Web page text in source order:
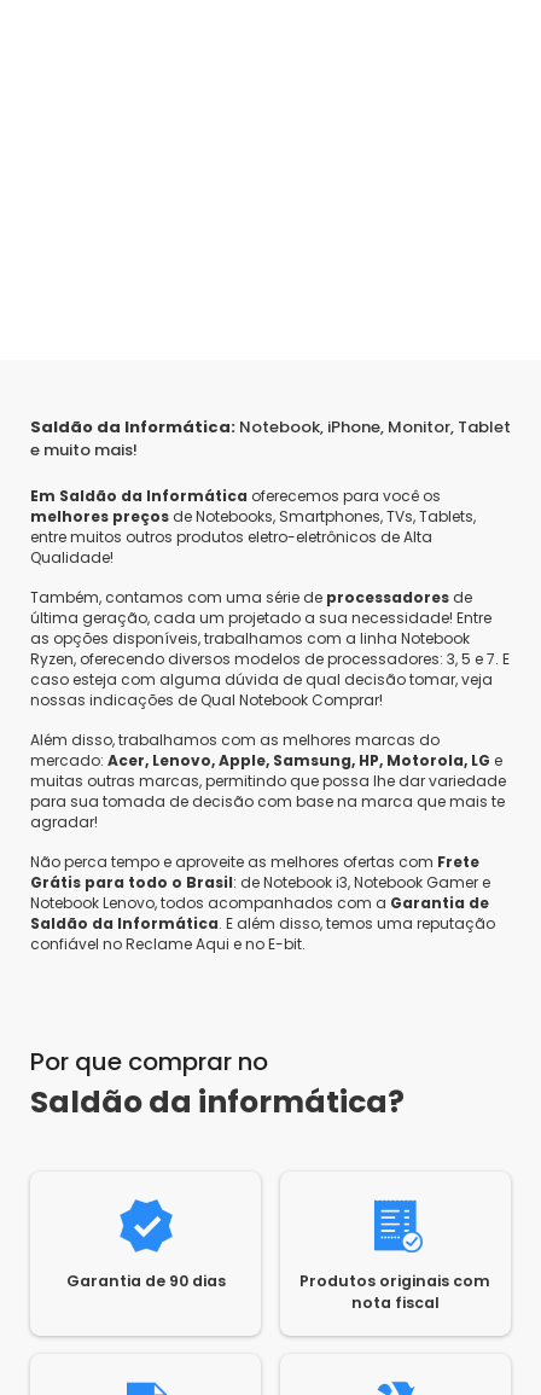
Saldão da Informática: Notebook, iPhone, Monitor, Tablet
e muito mais!
Em Saldão da Informática oferecemos para você os
melhores preços de Notebooks, Smartphones, TVs, Tablets,
entre muitos outros produtos eletro-eletrônicos de Alta
Qualidade!
Também, contamos com uma série de processadores de
última geração, cada um projetado a sua necessidade! Entre
as opções disponíveis, trabalhamos com a linha Notebook
Ryzen, oferecendo diversos modelos de processadores: 3, 5 e 7. E
caso esteja com alguma dúvida de qual decisão tomar, veja
nossas indicações de Qual Notebook Comprar!
Além disso, trabalhamos com as melhores marcas do
mercado: Acer, Lenovo, Apple, Samsung, HP, Motorola, LG e
muitas outras marcas, permitindo que possa lhe dar variedade
para sua tomada de decisão com base na marca que mais te
agradar!
Não perca tempo e aproveite as melhores ofertas com Frete
Grátis para todo o Brasil: de Notebook i3, Notebook Gamer e
Notebook Lenovo, todos acompanhados com a Garantia de
Saldão da Informática. E além disso, temos uma reputação
confiável no Reclame Aqui e no E-bit.
Por que comprar no
Saldão da informática?
Garantia de 90 dias
Produtos originais com
nota fiscal